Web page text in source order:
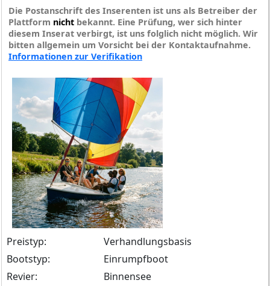
Die Postanschrift des Inserenten ist uns als Betreiber der
Plattform nicht bekannt. Eine Prüfung, wer sich hinter
diesem Inserat verbirgt, ist uns folglich nicht möglich. Wir
bitten allgemein um Vorsicht bei der Kontaktaufnahme.
Informationen zur Verifikation
Preistyp:
Verhandlungsbasis
Bootstyp:
Einrumpfboot
Revier:
Binnensee